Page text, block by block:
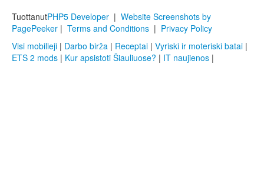
TuottanutPHP5 Developer | Website Screenshots by
PagePeeker | Terms and Conditions | Privacy Policy
Visi mobilieji | Darbo birža | Receptai | Vyriski ir moteriski batai |
ETS 2 mods | Kur apsistoti Šiauliuose? | IT naujienos |